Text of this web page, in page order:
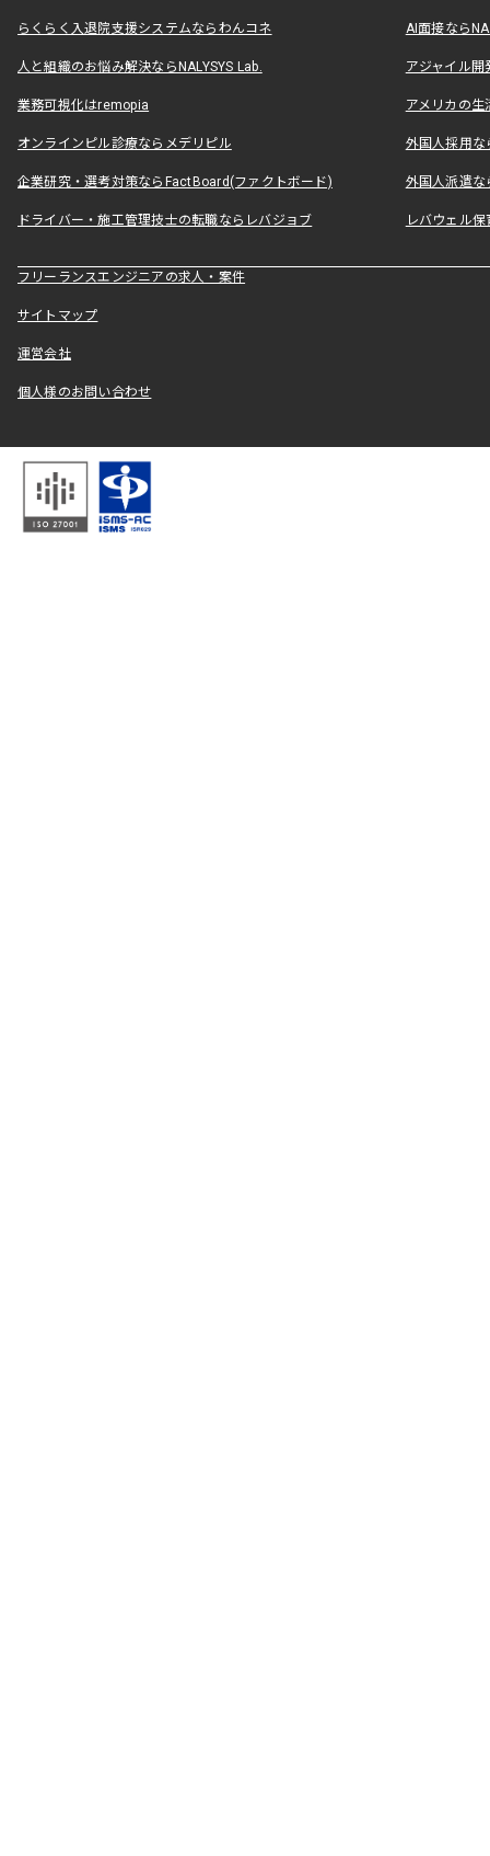
らくらく入退院支援システムならわんコネ AI面接なら
人と組織のお悩み解決ならNALYSYS Lab. アジャイル
業務可視化はremopia アメリカの
オンラインピル診療ならメデリピル 外国人採用
企業研究・選考対策ならFactBoard(ファクトボード) 外国人派遣な
ドライバー・施工管理技士の転職ならレバジョブ レバウェル
フリーランスエンジニアの求人・案件
サイトマップ
運営会社
個人様のお問い合わせ